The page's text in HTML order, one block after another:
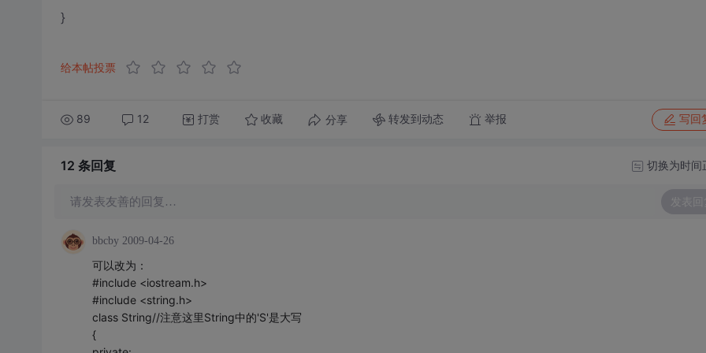
}
给本帖投票
89 12 打赏 收藏 分享 转发到动态 举报 写回
12 条回复 切换为时间
请发表友善的回复… 发表回
bbcby 2009-04-26
可以改为：
#include <iostream.h>
#include <string.h>
class String//注意这里String中的'S'是大写
{